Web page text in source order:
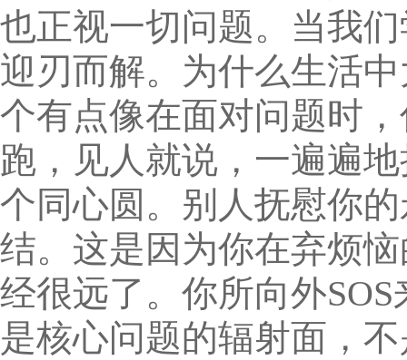
也正视一切问题。当我
迎刃而解。为什么生活
个有点像在面对问题时
跑，见人就说，一遍遍
个同心圆。别人抚慰你
结。这是因为你在弃烦
经很远了。你所向外
是核心问题的辐射面，